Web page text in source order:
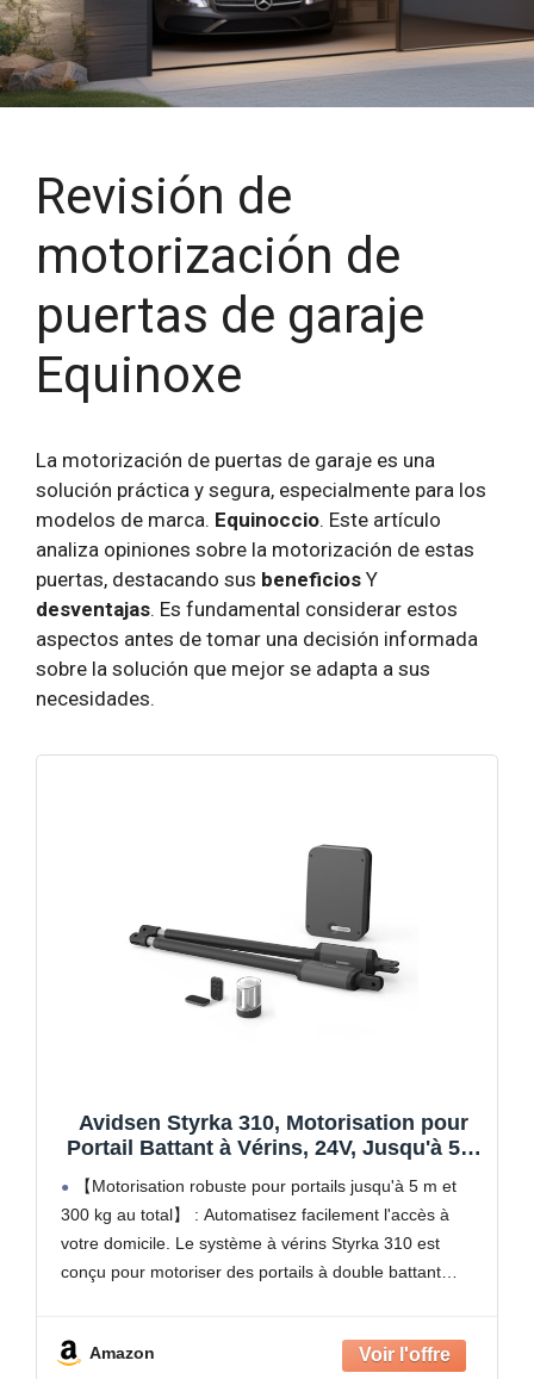
Revisión de
motorización de
puertas de garaje
Equinoxe
La motorización de puertas de garaje es una
solución práctica y segura, especialmente para los
modelos de marca. Equinoccio. Este artículo
analiza opiniones sobre la motorización de estas
puertas, destacando sus beneficios Y
desventajas. Es fundamental considerar estos
aspectos antes de tomar una decisión informada
sobre la solución que mejor se adapta a sus
necesidades.
Avidsen Styrka 310, Motorisation pour
Portail Battant à Vérins, 24V, Jusqu'à 5m
et 300kg au total, Automatisme de Portail
Électrique, Arrêt sur Obstacle, 2
Télécommandes
【Motorisation robuste pour portails jusqu'à 5 m et
300 kg au total】 : Automatisez facilement l'accès à
votre domicile. Le système à vérins Styrka 310 est
conçu pour motoriser des portails à double battant
Amazon